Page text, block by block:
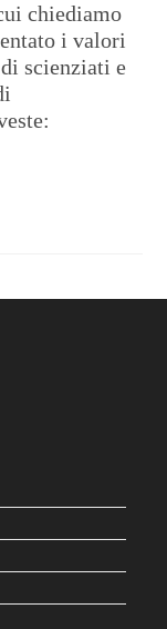
chiediamo
i valori
scienziati e